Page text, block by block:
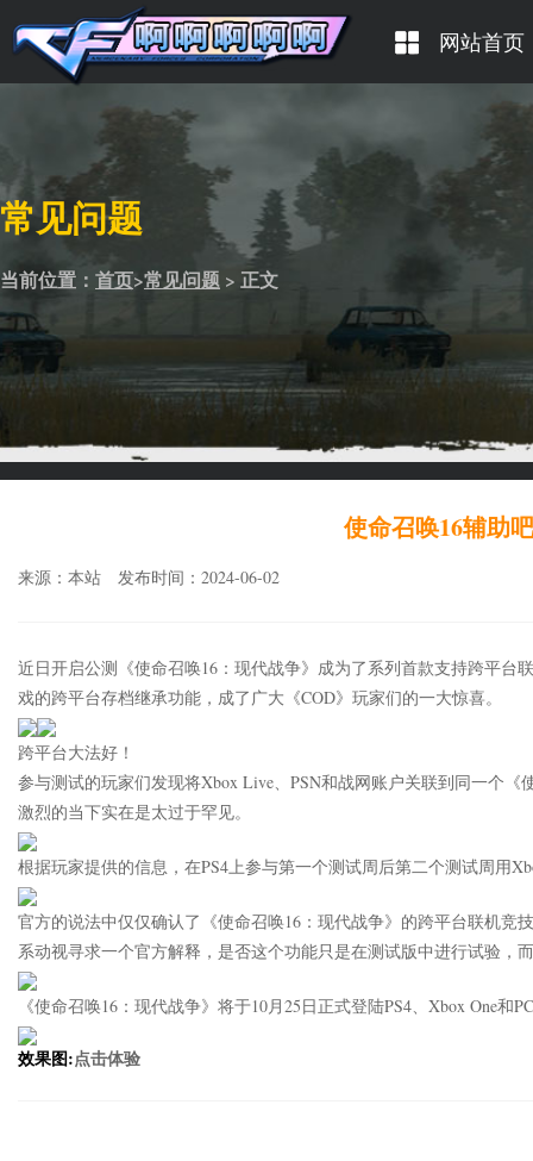
网站首页
常见问题
当前位置： 首页>常见问题 > 正文
使命召唤16辅助
来源：本站 发布时间：2024-06-02
近日开启公测《使命召唤16：现代战争》成为了系列首款支持跨平台
戏的跨平台存档继承功能，成了广大《COD》玩家们的一大惊喜。
跨平台大法好！
参与测试的玩家们发现将Xbox Live、PSN和战网账户关联到同一个
激烈的当下实在是太过于罕见。
根据玩家提供的信息，在PS4上参与第一个测试周后第二个测试周
官方的说法中仅仅确认了《使命召唤16：现代战争》的跨平台联机
系动视寻求一个官方解释，是否这个功能只是在测试版中进行试验
《使命召唤16：现代战争》将于10月25日正式登陆PS4、Xbox One和
效果图:点击体验